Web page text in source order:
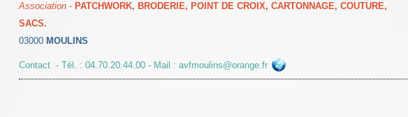
Association - PATCHWORK, BRODERIE, POINT DE CROIX, CARTONNAGE, COUTURE,
SACS.
03000 MOULINS
Contact - Tél. : 04.70.20.44.00 - Mail : avfmoulins@orange.fr